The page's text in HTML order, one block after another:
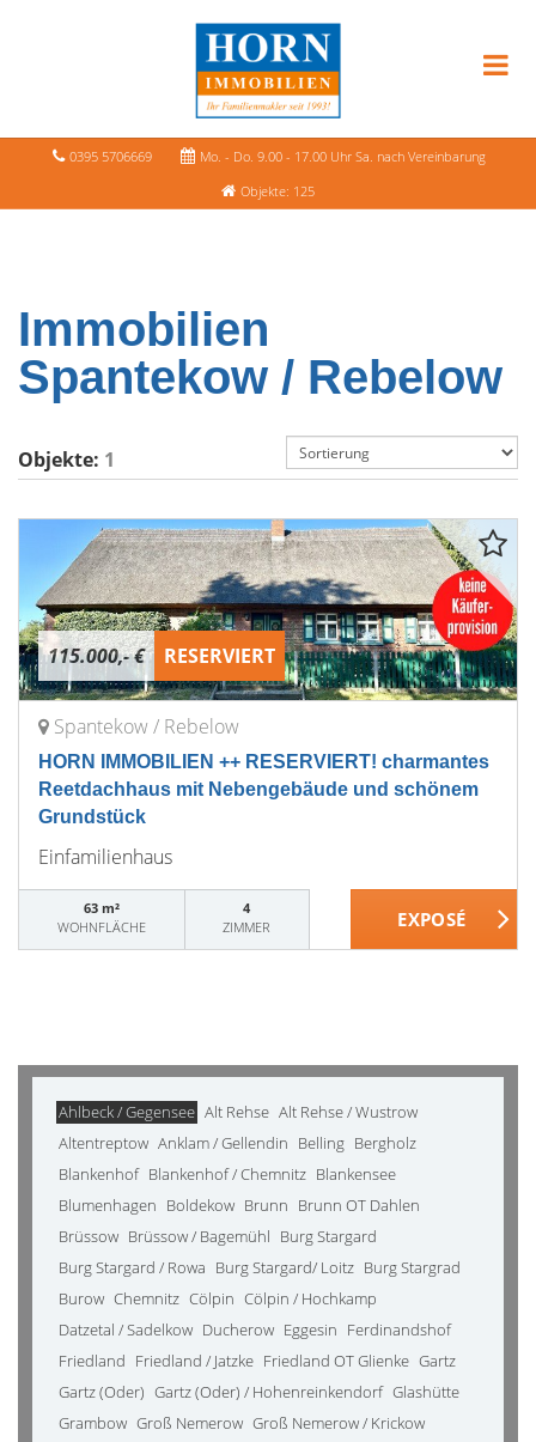
0395 5706669
Mo. - Do. 9.00 - 17.00 Uhr Sa. nach Vereinbarung
Objekte: 125
Immobilien
Spantekow / Rebelow
Objekte: 1
115.000,- € RESERVIERT
Spantekow / Rebelow
HORN IMMOBILIEN ++ RESERVIERT! charmantes
Reetdachhaus mit Nebengebäude und schönem
Grundstück
Einfamilienhaus
63 m²
WOHNFLÄCHE
4
ZIMMER
Ahlbeck / Gegensee Alt Rehse Alt Rehse / Wustrow
Altentreptow Anklam / Gellendin Belling Bergholz
Blankenhof Blankenhof / Chemnitz Blankensee
Blumenhagen Boldekow Brunn Brunn OT Dahlen
Brüssow Brüssow / Bagemühl Burg Stargard
Burg Stargard / Rowa Burg Stargard/ Loitz Burg Stargrad
Burow Chemnitz Cölpin Cölpin / Hochkamp
Datzetal / Sadelkow Ducherow Eggesin Ferdinandshof
Friedland Friedland / Jatzke Friedland OT Glienke Gartz
Gartz (Oder) Gartz (Oder) / Hohenreinkendorf Glashütte
Grambow Groß Nemerow Groß Nemerow / Krickow